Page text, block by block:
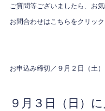
ご質問等ございましたら、お
お問合わせはこちらをクリック
お申込み締切／９月２日（土
９月３日（日）